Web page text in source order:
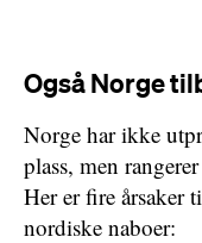
Også Norge
Norge har ikke
plass, men
Her er fire årsaker
nordiske naboer: